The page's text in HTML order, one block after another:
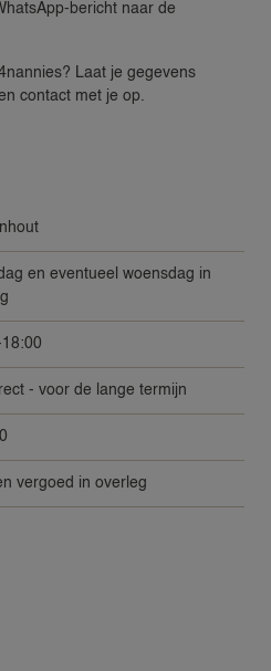
bericht naar de
Laat je gegevens
contact met je op.
en eventueel woensdag in
- voor de lange termijn
vergoed in overleg